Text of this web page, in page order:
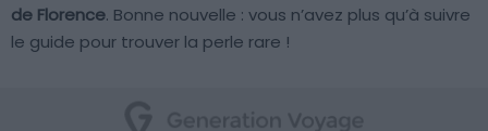
de Florence. Bonne nouvelle : vous n’avez plus qu’à suivre
le guide pour trouver la perle rare !